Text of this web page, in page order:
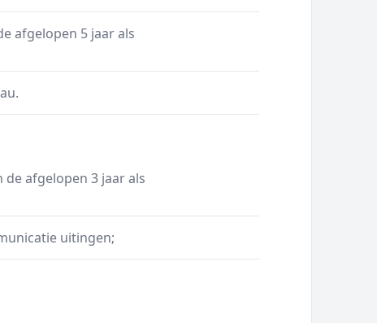
afgelopen 5 jaar als
afgelopen 3 jaar als
uitingen;